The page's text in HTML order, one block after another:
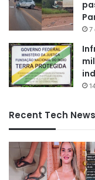
7
Recent Tech News